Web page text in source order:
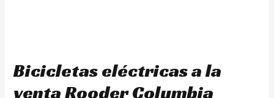
Bicicletas eléctricas a la
venta Rooder Columbia